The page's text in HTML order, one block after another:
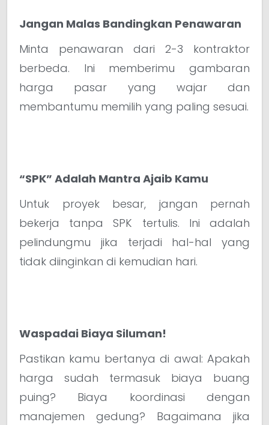
Jangan Malas Bandingkan Penawaran
Minta penawaran dari 2-3 kontraktor
berbeda. Ini memberimu gambaran
harga pasar yang wajar dan
membantumu memilih yang paling sesuai.
“SPK” Adalah Mantra Ajaib Kamu
Untuk proyek besar, jangan pernah
bekerja tanpa SPK tertulis. Ini adalah
pelindungmu jika terjadi hal-hal yang
tidak diinginkan di kemudian hari.
Waspadai Biaya Siluman!
Pastikan kamu bertanya di awal: Apakah
harga sudah termasuk biaya buang
puing? Biaya koordinasi dengan
manajemen gedung? Bagaimana jika